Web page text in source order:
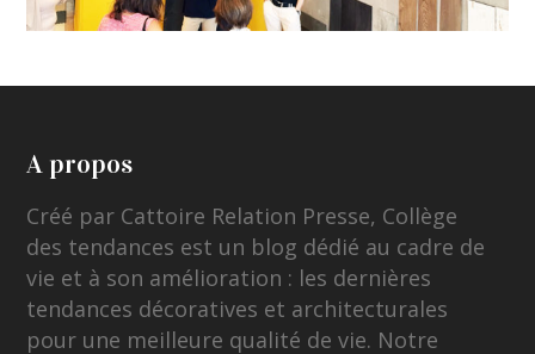
A propos
Créé par Cattoire Relation Presse, Collège
des tendances est un blog dédié au cadre de
vie et à son amélioration : les dernières
tendances décoratives et architecturales
pour une meilleure qualité de vie. Notre